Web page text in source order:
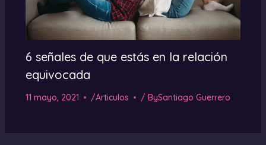
6 señales de que estás en la relación
equivocada
11 mayo, 2021 /Articulos / BySantiago Guerrero